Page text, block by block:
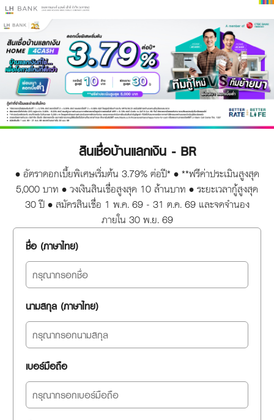
สินเชื่อบ้านแลกเงิน - BR
• อัตราดอกเบี้ยพิเศษเริ่มต้น 3.79% ต่อปี* • **ฟรีค่าประเมินสูงสุด
5,000 บาท • วงเงินสินเชื่อสูงสุด 10 ล้านบาท • ระยะเวลากู้สูงสุด
30 ปี • สมัครสินเชื่อ 1 พ.ค. 69 - 31 ต.ค. 69 และจดจำนอง
ภายใน 30 พ.ย. 69
ชื่อ (ภาษาไทย)
นามสกุล (ภาษาไทย)
เบอร์มือถือ